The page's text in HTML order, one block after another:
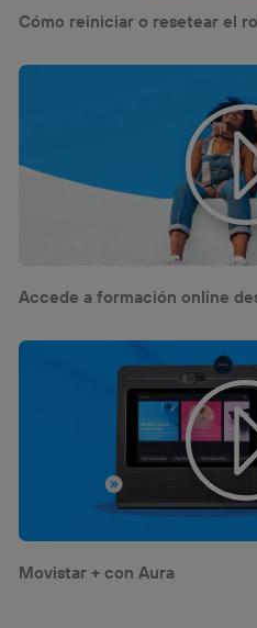
Cómo reiniciar o resetear el
Accede a formación online
Movistar + con Aura